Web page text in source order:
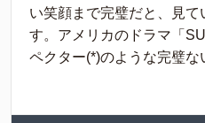
い笑顔まで完璧だと、見
す。アメリカのドラマ「
ペクター(*)のような完璧な